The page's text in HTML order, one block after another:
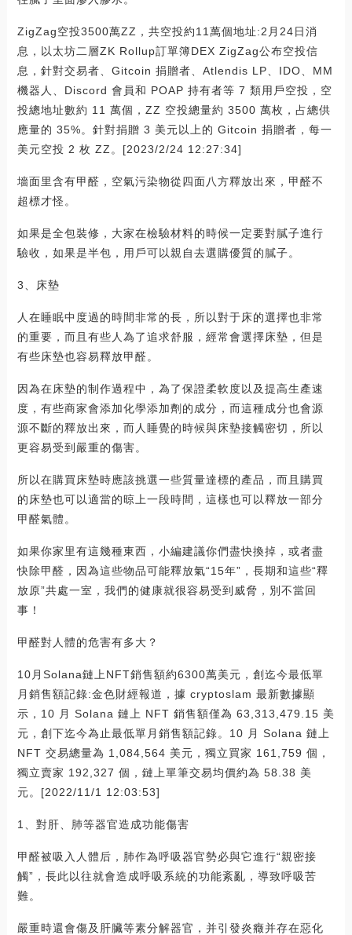
ZigZag空投3500萬ZZ，共空投約11萬個地址:2月24日消
息，以太坊二層ZK Rollup訂單簿DEX ZigZag公布空投信
息，針對交易者、Gitcoin 捐贈者、Atlendis LP、IDO、MM
機器人、Discord 會員和 POAP 持有者等 7 類用戶空投，空
投總地址數約 11 萬個，ZZ 空投總量約 3500 萬枚，占總供
應量的 35%。針對捐贈 3 美元以上的 Gitcoin 捐贈者，每一
美元空投 2 枚 ZZ。[2023/2/24 12:27:34]
墻面里含有甲醛，空氣污染物從四面八方釋放出來，甲醛不
超標才怪。
如果是全包裝修，大家在檢驗材料的時候一定要對膩子進行
驗收，如果是半包，用戶可以親自去選購優質的膩子。
3、床墊
人在睡眠中度過的時間非常的長，所以對于床的選擇也非常
的重要，而且有些人為了追求舒服，經常會選擇床墊，但是
有些床墊也容易釋放甲醛。
因為在床墊的制作過程中，為了保證柔軟度以及提高生產速
度，有些商家會添加化學添加劑的成分，而這種成分也會源
源不斷的釋放出來，而人睡覺的時候與床墊接觸密切，所以
更容易受到嚴重的傷害。
所以在購買床墊時應該挑選一些質量達標的產品，而且購買
的床墊也可以適當的晾上一段時間，這樣也可以釋放一部分
甲醛氣體。
如果你家里有這幾種東西，小編建議你們盡快換掉，或者盡
快除甲醛，因為這些物品可能釋放氣“15年”，長期和這些“釋
放原”共處一室，我們的健康就很容易受到威脅，別不當回
事！
甲醛對人體的危害有多大？
10月Solana鏈上NFT銷售額約6300萬美元，創迄今最低單
月銷售額記錄:金色財經報道，據 cryptoslam 最新數據顯
示，10 月 Solana 鏈上 NFT 銷售額僅為 63,313,479.15 美
元，創下迄今為止最低單月銷售額記錄。10 月 Solana 鏈上
NFT 交易總量為 1,084,564 美元，獨立買家 161,759 個，
獨立賣家 192,327 個，鏈上單筆交易均價約為 58.38 美
元。[2022/11/1 12:03:53]
1、對肝、肺等器官造成功能傷害
甲醛被吸入人體后，肺作為呼吸器官勢必與它進行“親密接
觸”，長此以往就會造成呼吸系統的功能紊亂，導致呼吸苦
難。
嚴重時還會傷及肝臟等素分解器官，并引發炎癥并存在惡化